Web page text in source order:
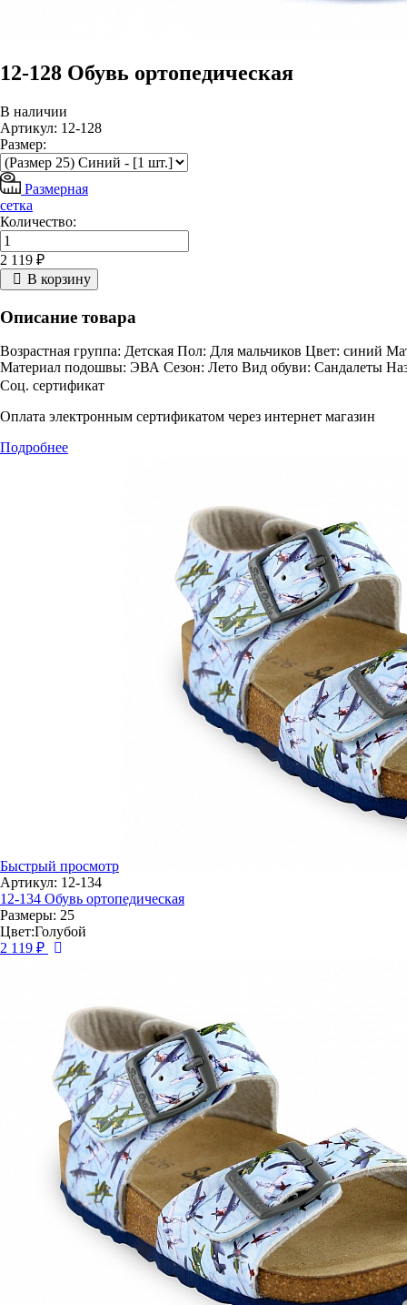
12-128 Обувь ортопедическая
В наличии
Артикул: 12-128
Размер:
Размерная
сетка
Количество:
2 119 ₽
В корзину
Описание товара
Возрастная группа: Детская Пол: Для мальчиков Цвет: синий
Материал подошвы: ЭВА Сезон: Лето Вид обуви: Сандалеты
Соц. сертификат
Оплата электронным сертификатом через интернет магазин
Подробнее
Быстрый просмотр
Артикул: 12-134
12-134 Обувь ортопедическая
Размеры: 25
Цвет:Голубой
2 119 ₽